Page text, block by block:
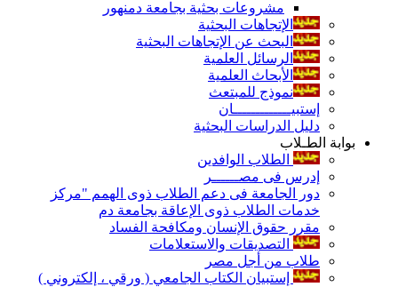
مشروعات بحثية بجامعة دمنهور
الإتجاهات البحثية
البحث عن الإتجاهات البحثية
الرسائل العلمية
الأبحاث العلمية
نموذج للمبتعث
إستبيـــــــــــــان
دليل الدراسات البحثية
بوابة الطـلاب
الطلاب الوافدين
إدرس فى مصــــــر
دور الجامعة فى دعم الطلاب ذوى الهمم "مركز
خدمات الطلاب ذوى الإعاقة بجامعة دم
مقرر حقوق الإنسان ومكافحة الفساد
التصديقات والاستعلامات
طلاب من أجل مصر
إستبيان الكتاب الجامعي ( ورقي ، إلكتروني )